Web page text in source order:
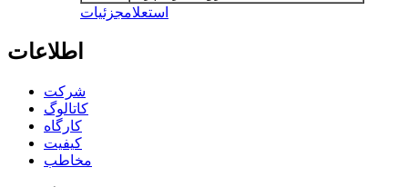
استعلامجزئیات
اطلاعات
شرکت
کاتالوگ
کارگاه
کیفیت
مخاطب